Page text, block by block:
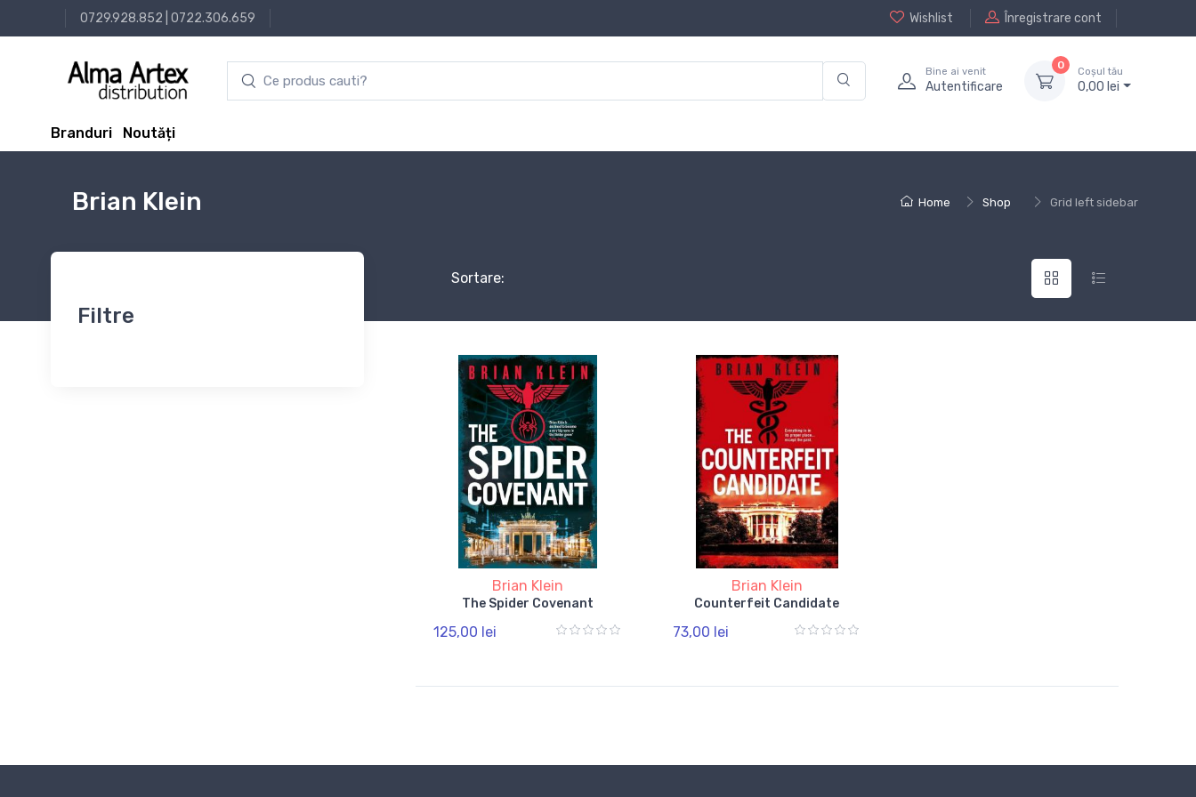
0729.928.852 0722.306.659 Wishlist Înregistrare cont
Bine ai venit
Autentificare
0
Coșul tău
0,00 lei
Branduri Noutăți
Home Shop Grid left sidebar
Brian Klein
Filtre
Sortare:
Brian Klein
The Spider Covenant
125,00 lei
Brian Klein
Counterfeit Candidate
73,00 lei